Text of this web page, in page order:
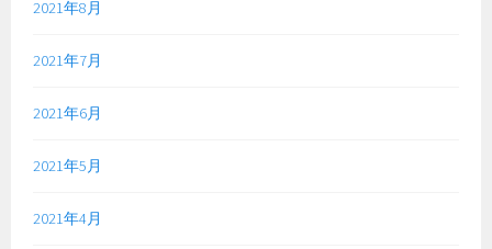
2021年8月
2021年7月
2021年6月
2021年5月
2021年4月